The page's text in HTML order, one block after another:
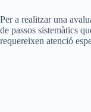
Per a realitzar una
de passos sistemàtics
requereixen atenció